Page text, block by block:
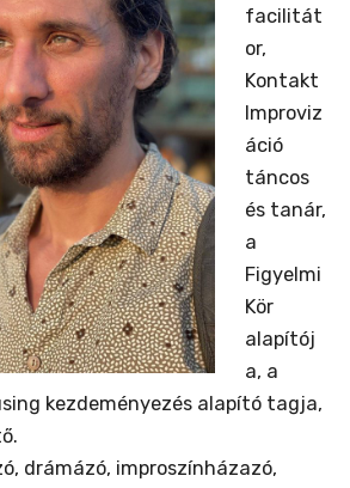
facilitát
or,
Kontakt
Improviz
áció
táncos
és tanár,
a
Figyelmi
Kör
alapítój
a, a
kezdeményezés alapító tagja,
drámázó, improszínházazó,